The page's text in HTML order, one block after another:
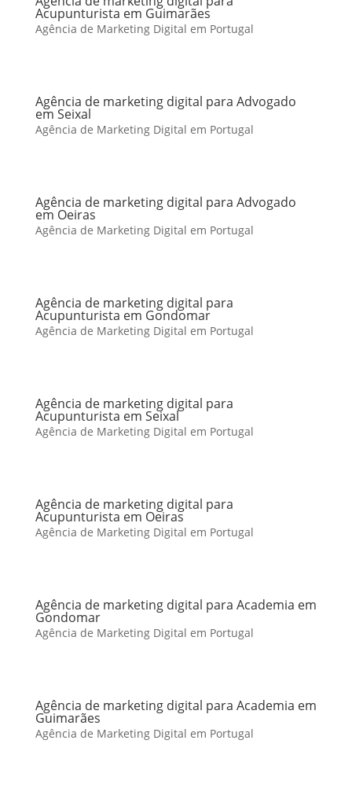
Acupunturista em Guimarães
Agência de Marketing Digital em Portugal
Agência de marketing digital para Advogado
em Seixal
Agência de Marketing Digital em Portugal
Agência de marketing digital para Advogado
em Oeiras
Agência de Marketing Digital em Portugal
Agência de marketing digital para
Acupunturista em Gondomar
Agência de Marketing Digital em Portugal
Agência de marketing digital para
Acupunturista em Seixal
Agência de Marketing Digital em Portugal
Agência de marketing digital para
Acupunturista em Oeiras
Agência de Marketing Digital em Portugal
Agência de marketing digital para Academia em
Gondomar
Agência de Marketing Digital em Portugal
Agência de marketing digital para Academia em
Guimarães
Agência de Marketing Digital em Portugal